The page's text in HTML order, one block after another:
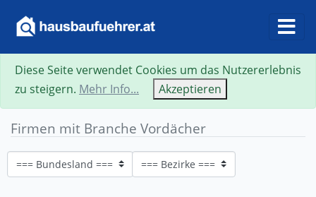
Firmen mit Branche Vordächer
Diese Seite verwendet Cookies um das Nutzererlebnis
zu steigern. Mehr Info... Akzeptieren